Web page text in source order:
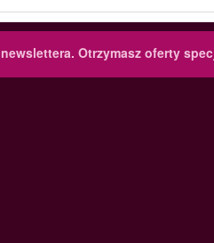
Otrzymasz oferty